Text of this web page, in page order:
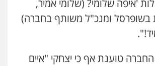
'איפה שלומי? (שלומי אמיר,
בשופרסל ומנכ"ל משותף בחברה)
טוענת אף כי יצחקי "איים